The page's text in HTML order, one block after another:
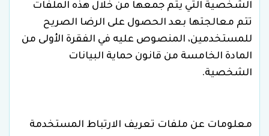
الشخصية التي يتم جمعها من خلال هذه الملفات
تتم معالجتها بعد الحصول على الرضا الصريح
للمستخدمين، المنصوص عليه في الفقرة الأولى من
المادة الخامسة من قانون حماية البيانات
الشخصية.
معلومات عن ملفات تعريف الارتباط المستخدمة